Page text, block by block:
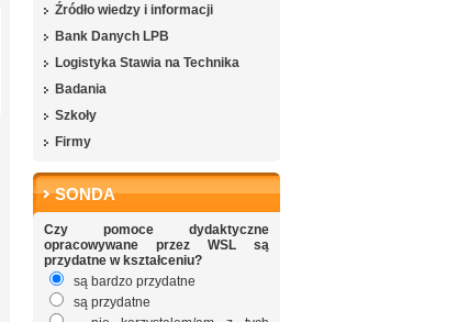
Źródło wiedzy i informacji
Bank Danych LPB
Logistyka Stawia na Technika
Badania
Szkoły
Firmy
SONDA
Czy pomoce dydaktyczne
opracowywane przez WSL są
przydatne w kształceniu?
są bardzo przydatne
są przydatne